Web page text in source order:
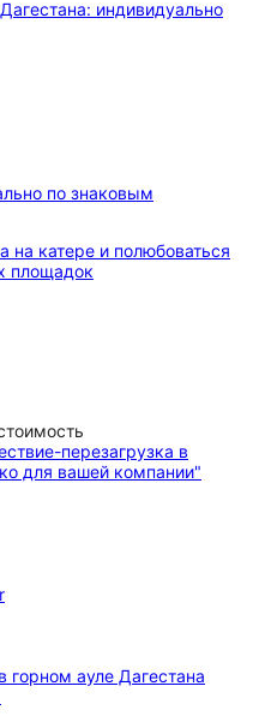
по знаковым
на катере и полюбоваться
площадок
горном ауле Дагестана